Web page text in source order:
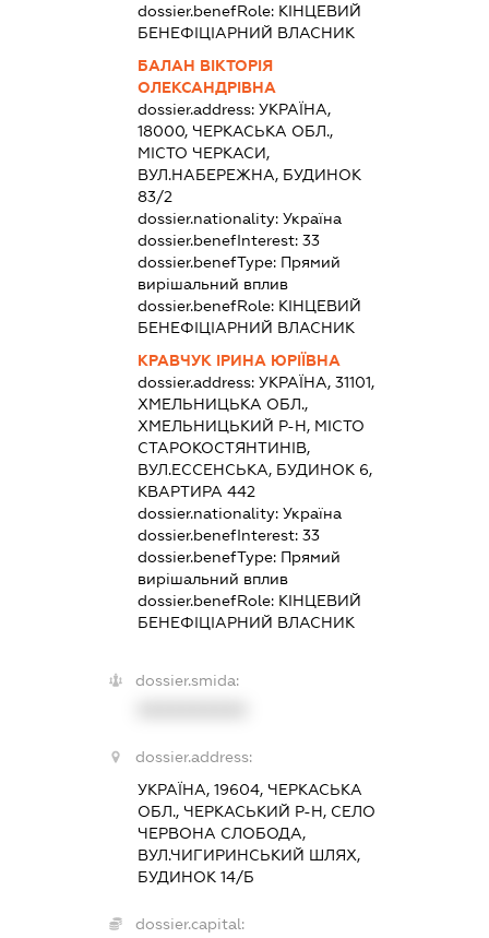
dossier.benefRole: КІНЦЕВИЙ
БЕНЕФІЦІАРНИЙ ВЛАСНИК
БАЛАН ВІКТОРІЯ
ОЛЕКСАНДРІВНА
dossier.address: УКРАЇНА,
18000, ЧЕРКАСЬКА ОБЛ.,
МІСТО ЧЕРКАСИ,
ВУЛ.НАБЕРЕЖНА, БУДИНОК
83/2
dossier.nationality: Україна
dossier.benefInterest: 33
dossier.benefType: Прямий
вирішальний вплив
dossier.benefRole: КІНЦЕВИЙ
БЕНЕФІЦІАРНИЙ ВЛАСНИК
КРАВЧУК ІРИНА ЮРІЇВНА
dossier.address: УКРАЇНА, 31101,
ХМЕЛЬНИЦЬКА ОБЛ.,
ХМЕЛЬНИЦЬКИЙ Р-Н, МІСТО
СТАРОКОСТЯНТИНІВ,
ВУЛ.ЕССЕНСЬКА, БУДИНОК 6,
КВАРТИРА 442
dossier.nationality: Україна
dossier.benefInterest: 33
dossier.benefType: Прямий
вирішальний вплив
dossier.benefRole: КІНЦЕВИЙ
БЕНЕФІЦІАРНИЙ ВЛАСНИК
dossier.smida:
dossier.address:
УКРАЇНА, 19604, ЧЕРКАСЬКА
ОБЛ., ЧЕРКАСЬКИЙ Р-Н, СЕЛО
ЧЕРВОНА СЛОБОДА,
ВУЛ.ЧИГИРИНСЬКИЙ ШЛЯХ,
БУДИНОК 14/Б
dossier.capital: